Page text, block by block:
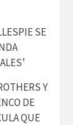
SE
Y
DE
QUE